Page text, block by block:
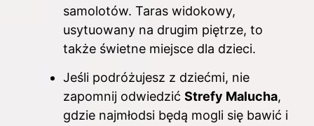
samolotów. Taras widokowy,
usytuowany na drugim piętrze, to
także świetne miejsce dla dzieci.
Jeśli podróżujesz z dziećmi, nie
zapomnij odwiedzić Strefy Malucha,
gdzie najmłodsi będą mogli się bawić i